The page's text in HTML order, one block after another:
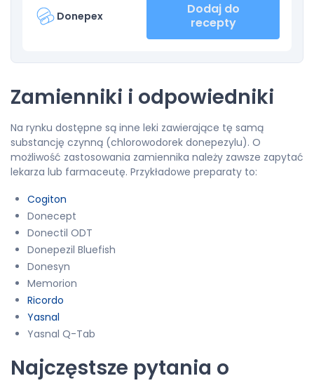
Donepex
Dodaj do
recepty
Zamienniki i odpowiedniki
Na rynku dostępne są inne leki zawierające tę samą
substancję czynną (chlorowodorek donepezylu). O
możliwość zastosowania zamiennika należy zawsze zapytać
lekarza lub farmaceutę. Przykładowe preparaty to:
Cogiton
Donecept
Donectil ODT
Donepezil Bluefish
Donesyn
Memorion
Ricordo
Yasnal
Yasnal Q-Tab
Najczęstsze pytania o